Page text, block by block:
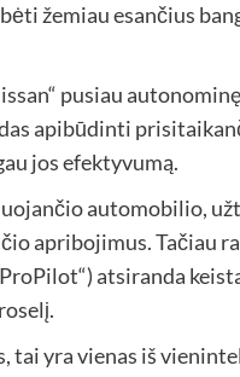
žemiau esančius
pusiau
apibūdinti
jos efektyvumą.
automobilio,
apribojimus. Tačiau
atsiranda
tai yra vienas iš